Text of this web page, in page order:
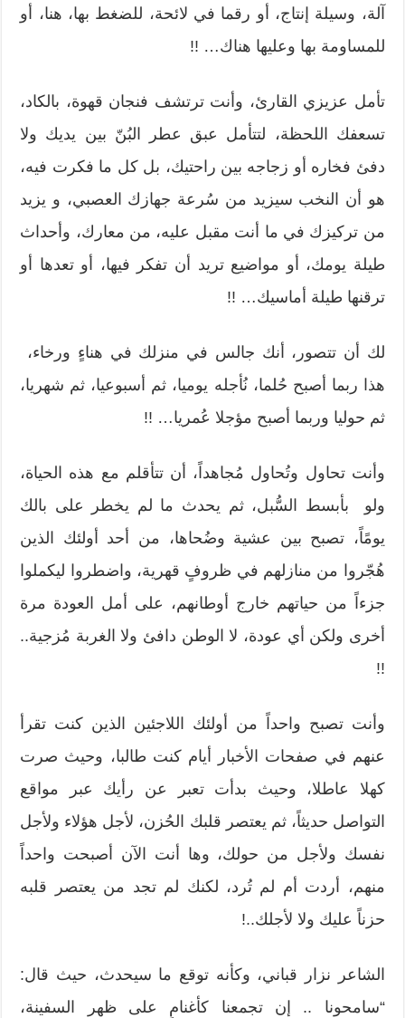
آلة، وسيلة إنتاج، أو رقما في لائحة، للضغط بها، هنا، أو
للمساومة بها وعليها هناك… !!
تأمل عزيزي القارئ، وأنت ترتشف فنجان قهوة، بالكاد،
تسعفك اللحظة، لتتأمل عبق عطر البُنّ بين يديك ولا
دفئ فخاره أو زجاجه بين راحتيك، بل كل ما فكرت فيه،
هو أن النخب سيزيد من سُرعة جهازك العصبي، و يزيد
من تركيزك في ما أنت مقبل عليه، من معارك، وأحداث
طيلة يومك، أو مواضيع تريد أن تفكر فيها، أو تعدها أو
ترقنها طيلة أماسيك… !!
لك أن تتصور، أنك جالس في منزلك في هناءٍ ورخاء،
هذا ربما أصبح حُلما، نُأجله يوميا، ثم أسبوعيا، ثم شهريا،
ثم حوليا وربما أصبح مؤجلا عُمريا… !!
وأنت تحاول وتُحاول مُجاهداً، أن تتأقلم مع هذه الحياة،
ولو بأبسط السُّبل، ثم يحدث ما لم يخطر على بالك
يومًاً، تصبح بين عشية وضُحاها، من أحد أولئك الذين
هُجّروا من منازلهم في ظروفٍ قهرية، واضطروا ليكملوا
جزءاً من حياتهم خارج أوطانهم، على أمل العودة مرة
أخرى ولكن أي عودة، لا الوطن دافئ ولا الغربة مُزجية..
!!
وأنت تصبح واحداً من أولئك اللاجئين الذين كنت تقرأ
عنهم في صفحات الأخبار أيام كنت طالبا، وحيث صرت
كهلا عاطلا، وحيث بدأت تعبر عن رأيك عبر مواقع
التواصل حديثاً، ثم يعتصر قلبك الحُزن، لأجل هؤلاء ولأجل
نفسك ولأجل من حولك، وها أنت الآن أصبحت واحداً
منهم، أردت أم لم تُرد، لكنك لم تجد من يعتصر قلبه
حزناً عليك ولا لأجلك..!
الشاعر نزار قباني، وكأنه توقع ما سيحدث، حيث قال:
“سامحونا .. إن تجمعنا كأغنامٍ على ظهر السفينة،